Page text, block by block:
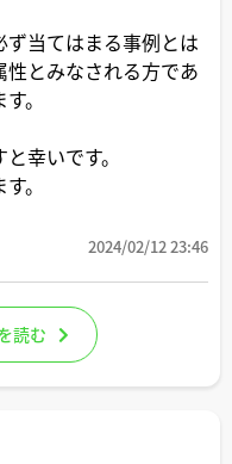
当てはまる事例とは
とみなされる方であ
。
幸いです。
。
2024/02/12 23:46
読む